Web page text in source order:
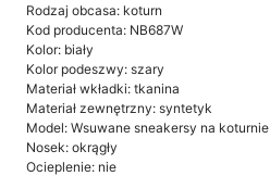
Rodzaj obcasa: koturn
Kod producenta: NB687W
Kolor: biały
Kolor podeszwy: szary
Materiał wkładki: tkanina
Materiał zewnętrzny: syntetyk
Model: Wsuwane sneakersy na koturnie
Nosek: okrągły
Ocieplenie: nie